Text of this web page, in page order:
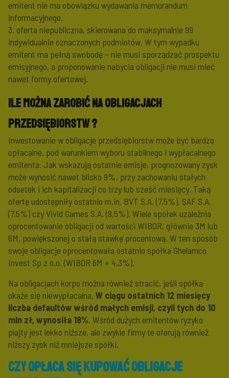
emitent nie ma obowiązku wydawania memorandum
informacyjnego.
3. oferta niepubliczna, skierowana do maksymalnie 99
indywidualnie oznaczonych podmiotów. W tym wypadku
emitent ma pełną swobodę – nie musi sporządzać prospektu
emisyjnego, a proponowanie nabycia obligacji nie musi mieć
nawet formy ofertowej.
Ile można zarobić na obligacjach
przedsiębiorstw ?
Inwestowanie w obligacje przedsiębiorstw może być bardzo
opłacalne, pod warunkiem wyboru stabilnego i wypłacalnego
emitenta. Jak wskazują ostatnie emisje, prognozowany zysk
może wynosić nawet blisko 9%, przy zachowaniu stałych
odsetek i ich kapitalizacji co trzy lub sześć miesięcy. Taką
ofertę udostępniły ostatnio m.in. BVT S.A. (7,5%), SAF S.A.
(7,5%) czy Vivid Games S.A. (8,5%). Wiele spółek uzależnia
oprocentowanie obligacji od wartości WIBOR, głównie 3M lub
6M, powiększonej o stałą stawkę procentową. W ten sposób
swoje obligacje oprocentowała ostatnio spółka Ghelamco
Invest Sp z o.o. (WIBOR 6M + 4,3%).
Na obligacjach korpo można również stracić, jeśli spółka
okaże się niewypłacalna. W ciągu ostatnich 12 miesięcy
liczba defaultów wśród małych emisji, czyli tych do 10
mln zł, wynosiła 18%. Wśród dużych emitentów ryzyko
plajty jest lekko niższe, ale zwykle firmy te oferują również
niższy zysk niż mniejsze spółki.
Czy opłaca się kupować obligacje